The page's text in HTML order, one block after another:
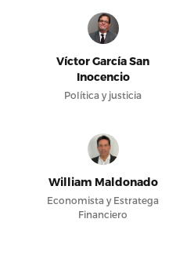
Víctor García San
Inocencio
Política y justicia
William Maldonado
Economista y Estratega
Financiero